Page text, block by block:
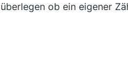
überlegen ob ein eigener